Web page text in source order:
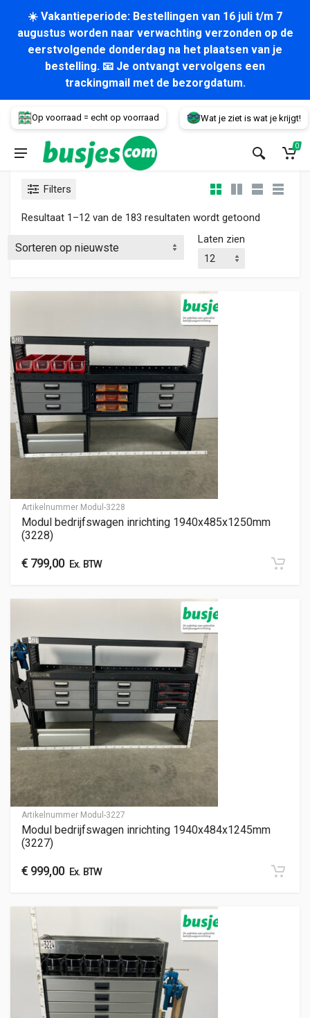
☀️ Vakantieperiode: Bestellingen van 16 juli t/m 7
augustus worden naar verwachting verzonden op de
eerstvolgende donderdag na het plaatsen van je
bestelling. 📧 Je ontvangt vervolgens een
trackingmail met de bezorgdatum.
Op voorraad = echt op voorraad Wat je ziet is wat je krijgt!
Voertuig
0
Filters
Resultaat 1–12 van de 183 resultaten wordt getoond
Laten zien
Artikelnummer Modul-3228
Modul bedrijfswagen inrichting 1940x485x1250mm
(3228)
€ 799,00Ex. BTW
Artikelnummer Modul-3227
Modul bedrijfswagen inrichting 1940x484x1245mm
(3227)
€ 999,00Ex. BTW